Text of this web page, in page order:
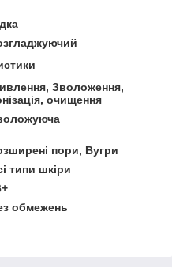
Зволоження,
очищення
пори, Вугри
типи шкіри
обмежень